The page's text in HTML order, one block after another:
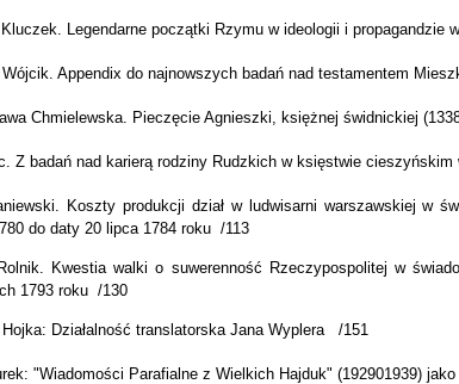
Legendarne początki Rzymu w ideologii i propagandzie
Appendix do najnowszych badań nad testamentem
Chmielewska. Pieczęcie Agnieszki, księżnej świdnickiej
Z badań nad karierą rodziny Rudzkich w księstwie
Koszty produkcji dział w ludwisarni warszawskiej w
do daty 20 lipca 1784 roku /113
Kwestia walki o suwerenność Rzeczypospolitej w
1793 roku /130
Działalność translatorska Jana Wyplera /151
"Wiadomości Parafialne z Wielkich Hajduk" (192901939)